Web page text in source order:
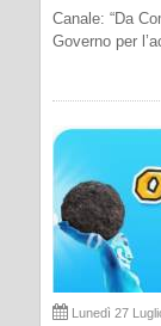
Canale: “Da
Governo per
Lunedì 27